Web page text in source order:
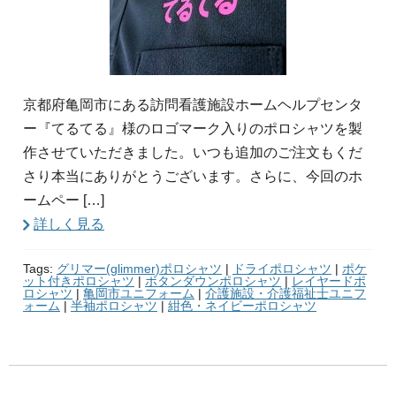
京都府亀岡市にある訪問看護施設ホームヘルプセンタ
ー『てるてる』様のロゴマーク入りのポロシャツを製
作させていただきました。いつも追加のご注文もくだ
さり本当にありがとうございます。さらに、今回のホ
ームペー […]
詳しく見る
Tags: グリマー(glimmer)ポロシャツ | ドライポロシャツ | ポケ
ット付きポロシャツ | ボタンダウンポロシャツ | レイヤードポ
ロシャツ | 亀岡市ユニフォーム | 介護施設・介護福祉士ユニフ
ォーム | 半袖ポロシャツ | 紺色・ネイビーポロシャツ